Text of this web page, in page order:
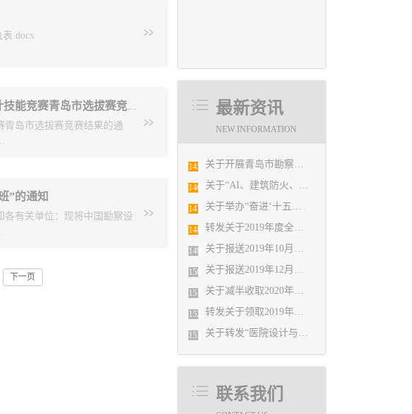
最新资讯
NEW INFORMATION
145 关于开展青岛市勘察设计行业品牌建设工作的申报通知
146 关于“AI、建筑防火、钢结构”案例分析、实操集中培训活动延期的通知
147 关于举办“奋进‘十五五’ 科技谱新篇 —2026青岛住建科技创新交流会”的通知
148 转发关于2019年度全国勘察设计注册工程师执业资格考试工作有关问题的通知
149 关于报送2019年10月份勘察设计经济形势月报有关工作的通知
150 关于报送2019年12月份勘察设计经济形势月报有关工作的通知
151 关于减半收取2020年度会费的决定
152 转发关于领取2019年度山东省建筑信息模型（BIM）技术应用大赛获奖证书的通知
153 关于转发“医院设计与建造论坛”的通知
联系我们
、地标、标准设计图集10余
：2023年4月26《消防设施
公司，主持编写了《无负压
岛三利集团邀请，市勘察设
行业专业技术人员直观系统
动报名：有意向参加的单位
表 青岛市勘察设计协
.docx
关于公布山东省“技能兴鲁”职业技能大赛——建筑创意设计技能竞赛青岛市选拔赛竞赛结果的通知
岛市选拔赛竞赛结果的通
协字[2023]2号）文件精神，
则组织专家对参赛人员进行
青岛市勘察设计信息网公示，
件：青岛市建筑创意设计技
青岛市建筑设计研究院集团股
”的通知
各有关单位：现将中国勘察设
求自主办理。 2023年3月8
下一页